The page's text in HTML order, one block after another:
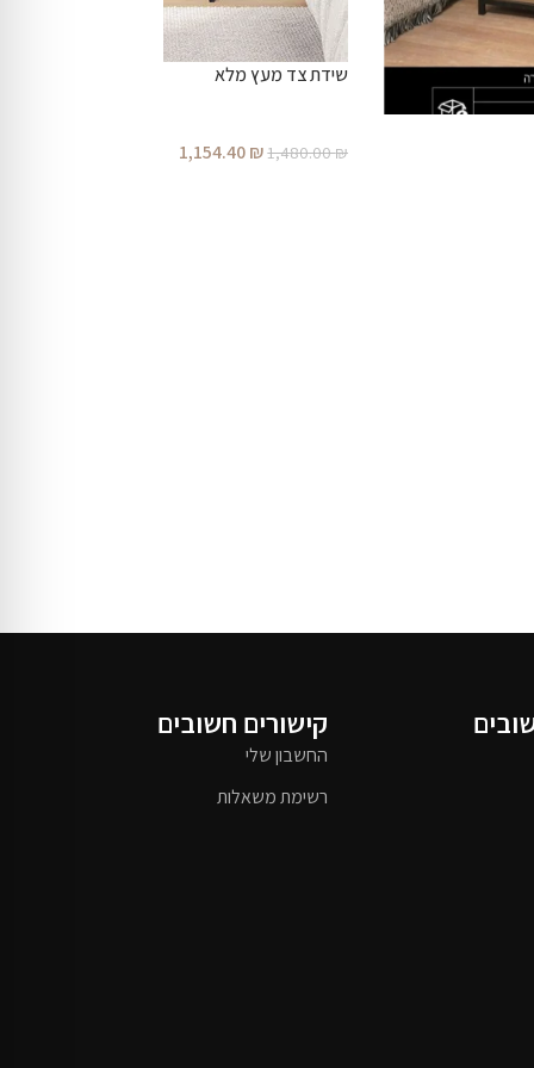
שידת צד מעץ מלא
1,480.00₪
1,154.40₪
קישורים חשובים
החשבון שלי
רשימת משאלות